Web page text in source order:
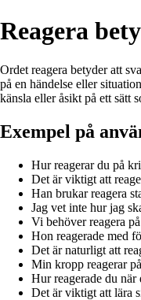
Reagera
Ordet reagera betyder att
på en händelse eller
känsla eller åsikt på ett sätt
Exempel på
Hur reagerar du på
Det är viktigt att
Han brukar reagera
Jag vet inte hur jag
Vi behöver reagera
Hon reagerade med
Det är naturligt att
Min kropp reagerar
Hur reagerade du
Det är viktigt att lära